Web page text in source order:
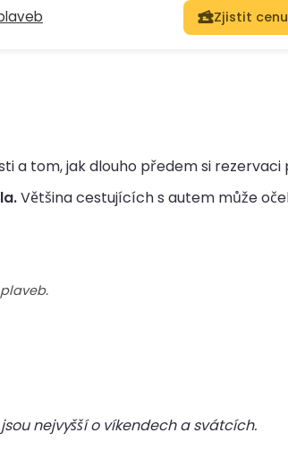
Zjistit cenu
a tom, jak dlouho předem si rezervaci
Většina cestujících s autem může
nejvyšší o víkendech a svátcích.